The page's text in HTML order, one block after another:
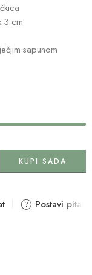
3 cm
sapunom
KUPI SADA
Postavi